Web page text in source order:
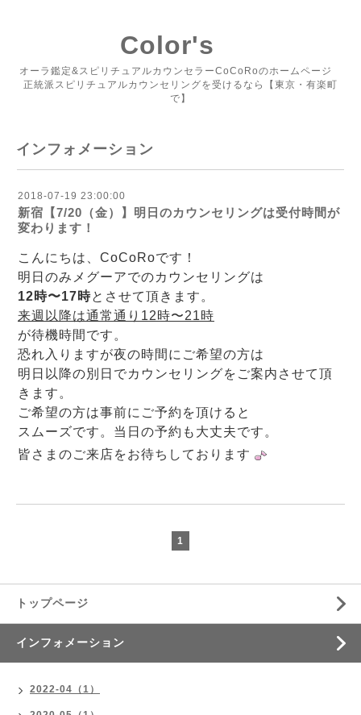
Color's
オーラ鑑定&スピリチュアルカウンセラーCoCoRoのホームページ
正統派スピリチュアルカウンセリングを受けるなら【東京・有楽町
で】
インフォメーション
2018-07-19 23:00:00
新宿【7/20（金）】明日のカウンセリングは受付時間が
変わります！
こんにちは、CoCoRoです！
明日のみメグーアでのカウンセリングは
12時〜17時とさせて頂きます。
来週以降は通常通り12時〜21時
が待機時間です。
恐れ入りますが夜の時間にご希望の方は
明日以降の別日でカウンセリングをご案内させて頂
きます。
ご希望の方は事前にご予約を頂けると
スムーズです。当日の予約も大丈夫です。
皆さまのご来店をお待ちしております
1
トップページ
インフォメーション
2022-04（1）